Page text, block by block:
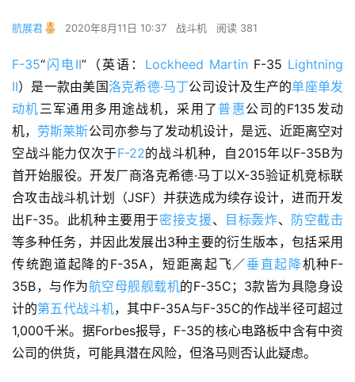
航展君 2020年8月11日 10:37 战斗机 阅读 381
F-35“闪电II”（英语： Lockheed Martin F-35 Lightning
II）是一款由美国洛克希德·马丁公司设计及生产的单座单发
动机三军通用多用途战机，采用了普惠公司的F135发动
机， 劳斯莱斯公司亦参与了发动机设计，是远、近距离空对
空战斗能力仅次于F-22的战斗机种，自2015年以F-35B为
首开始服役。开发厂商洛克希德·马丁以X-35验证机竞标联
合攻击战斗机计划（JSF）并获选成为续存设计，进而开发
出F-35。此机种主要用于密接支援、 目标轰炸、 防空截击
等多种任务，并因此发展出3种主要的衍生版本，包括采用
传统跑道起降的F-35A，短距离起飞／垂直起降机种F-
35B，与作为航空母舰舰载机的F-35C；3款皆为具隐身设
计的第五代战斗机，其中F-35A与F-35C的作战半径可超过
1,000千米。据Forbes报导，F-35的核心电路板中含有中资
公司的供货，可能具潜在风险，但洛马则否认此疑虑。